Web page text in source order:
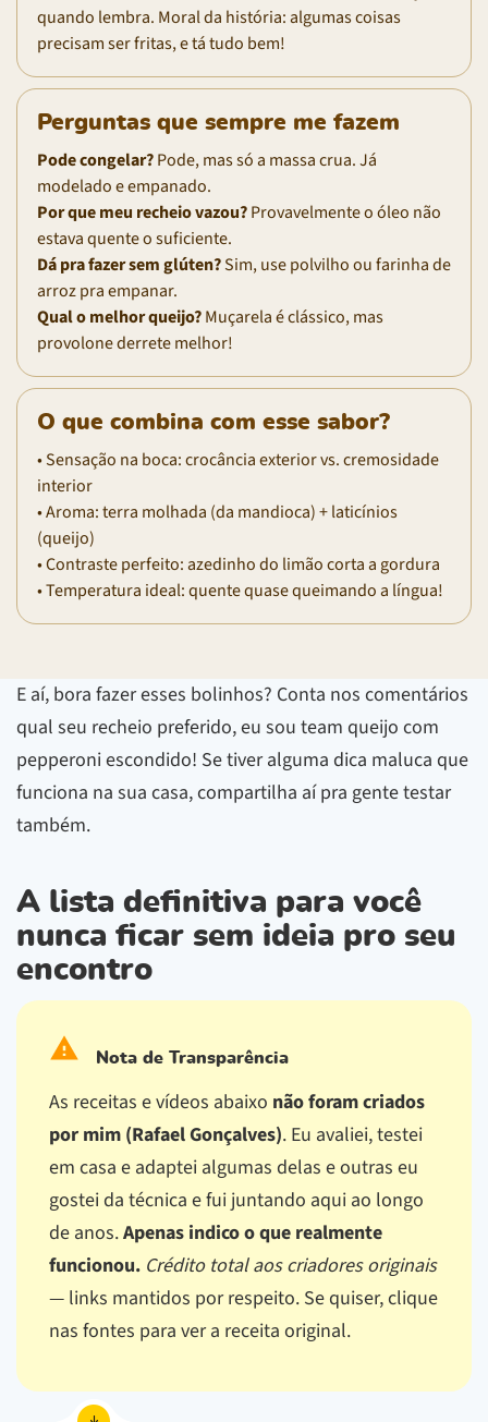
quando lembra. Moral da história: algumas coisas
precisam ser fritas, e tá tudo bem!
Perguntas que sempre me fazem
Pode congelar?Pode, mas só a massa crua. Já
modelado e empanado.
Por que meu recheio vazou?Provavelmente o óleo não
estava quente o suficiente.
Dá pra fazer sem glúten?Sim, use polvilho ou farinha de
arroz pra empanar.
Qual o melhor queijo?Muçarela é clássico, mas
provolone derrete melhor!
O que combina com esse sabor?
• Sensação na boca: crocância exterior vs. cremosidade
interior
• Aroma: terra molhada (da mandioca) + laticínios
(queijo)
• Contraste perfeito: azedinho do limão corta a gordura
• Temperatura ideal: quente quase queimando a língua!
E aí, bora fazer esses bolinhos? Conta nos comentários
qual seu recheio preferido, eu sou team queijo com
pepperoni escondido! Se tiver alguma dica maluca que
funciona na sua casa, compartilha aí pra gente testar
também.
A lista definitiva para você
nunca ficar sem ideia pro seu
encontro
Nota de Transparência
As receitas e vídeos abaixo não foram criados
por mim (Rafael Gonçalves). Eu avaliei, testei
em casa e adaptei algumas delas e outras eu
gostei da técnica e fui juntando aqui ao longo
de anos.Apenas indico o que realmente
funcionou. Crédito total aos criadores originais
— links mantidos por respeito. Se quiser, clique
nas fontes para ver a receita original.